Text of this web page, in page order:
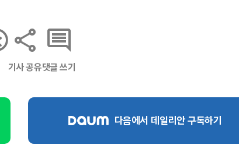
기사 공유댓글 쓰기
다음에서 데일리안 구독하기